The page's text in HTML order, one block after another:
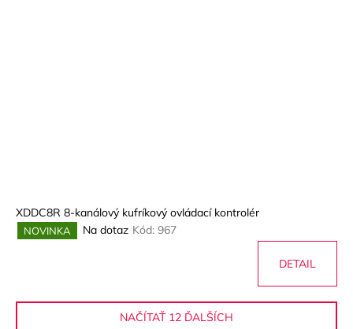
XDDC8R 8-kanálový kufríkový ovládací kontrolér
NOVINKA Na dotaz Kód: 967
DETAIL
NAČÍTAŤ 12 ĎALŠÍCH